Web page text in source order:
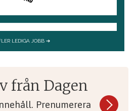
från Dagen
Prenumerera